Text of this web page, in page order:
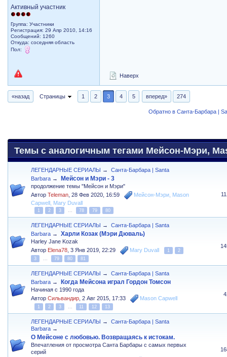
Активный участник
Группа: Участники
Регистрация: 29 Апр 2010, 14:16
Сообщений: 1260
Откуда: соседняя область
Пол:
Наверх
«назад Страницы 1 2 3 4 5 вперед» 274
Обратно в Санта-Барбара |
Темы с аналогичным тегами Мейсон-Мэри,
ЛЕГЕНДАРНЫЕ СЕРИАЛЫ →
Санта-Барбара | Santa
Barbara → Мейсон и Мэри - 3
продолжение темы "Мейсон и Мэри"
АвторTeleman ,28 Фев 2020, 16:59 Мейсон-Мэри Mason
Capwell Mary Duvall
1 2 3 ... 78 79 80
ЛЕГЕНДАРНЫЕ СЕРИАЛЫ →
Санта-Барбара | Santa
Barbara → Харли Козак (Мэри Дюваль)
Harley Jane Kozak
Автор Elena78 ,3 Янв 2019, 22:29 Mary Duvall 1
2
3
... 79 80 81
ЛЕГЕНДАРНЫЕ СЕРИАЛЫ →
Санта-Барбара | Santa
Barbara → Когда Мейсона играл Гордон Томсон
Начиная с 1990 года
АвторСильвандир ,2 Авг 2015, 17:33 Mason Capwell
1 2 3 ... 11 12 13
ЛЕГЕНДАРНЫЕ СЕРИАЛЫ →
Санта-Барбара | Santa
Barbara →
О Мейсоне с любовью. Возвращаясь к истокам.
Впечатления от просмотра Санта Барбары с самых первых
серий